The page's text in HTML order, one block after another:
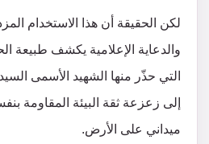
لكن الحقيقة أن هذا الاستخدام
والدعاية الإعلامية يكشف طبيعة
التي حذّر منها الشهيد الأسمى
إلى زعزعة ثقة البيئة المقاومة
ميداني على الأرض.